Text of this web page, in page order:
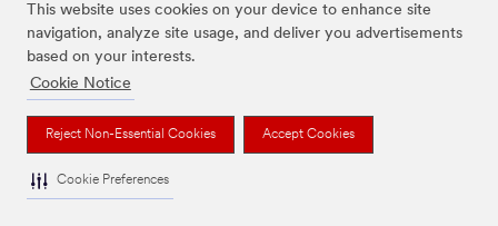
This website uses cookies on your device to enhance site
navigation, analyze site usage, and deliver you advertisements
based on your interests.
Cookie Notice
Reject Non-Essential Cookies Accept Cookies
Cookie Preferences